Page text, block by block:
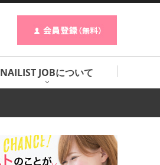
NAILIST JOBについて